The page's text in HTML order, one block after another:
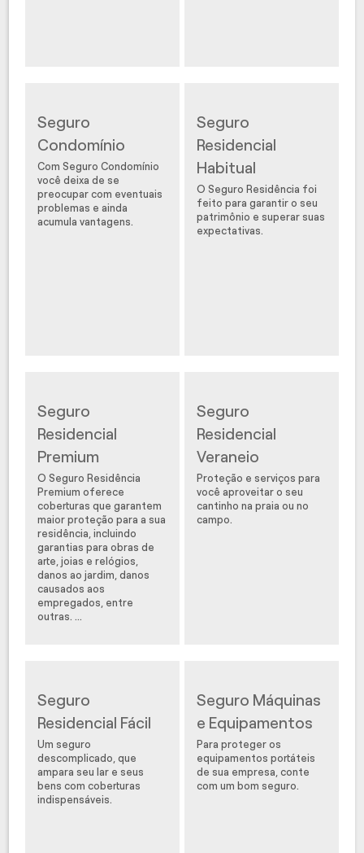
Seguro
Condomínio
Com Seguro Condomínio
você deixa de se
preocupar com eventuais
problemas e ainda
acumula vantagens.
Seguro
Residencial
Habitual
O Seguro Residência foi
feito para garantir o seu
patrimônio e superar suas
expectativas.
Seguro
Residencial
Premium
O Seguro Residência
Premium oferece
coberturas que garantem
maior proteção para a sua
residência, incluindo
garantias para obras de
arte, joias e relógios,
danos ao jardim, danos
causados aos
empregados, entre
outras. ...
Seguro
Residencial
Veraneio
Proteção e serviços para
você aproveitar o seu
cantinho na praia ou no
campo.
Seguro
Residencial Fácil
Um seguro
descomplicado, que
ampara seu lar e seus
bens com coberturas
indispensáveis.
Seguro Máquinas
e Equipamentos
Para proteger os
equipamentos portáteis
de sua empresa, conte
com um bom seguro.